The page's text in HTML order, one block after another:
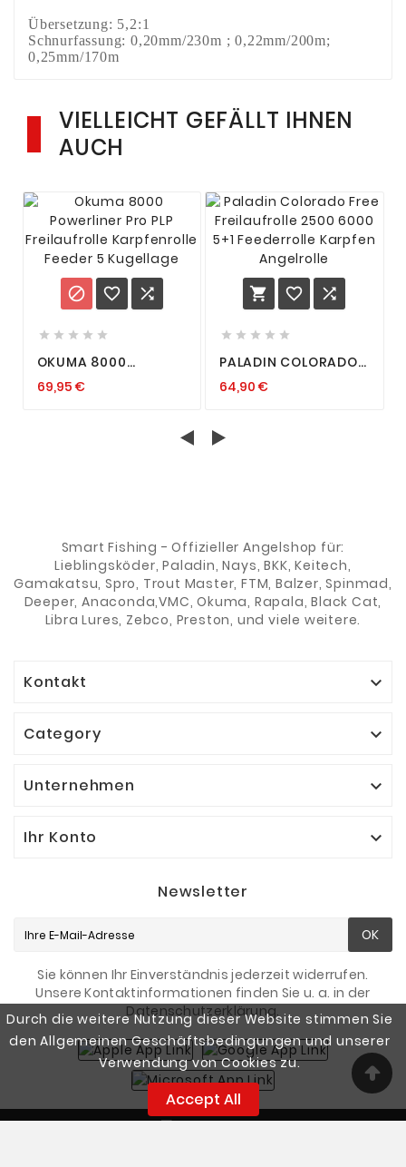
Durch die weitere Nutzung dieser Website stimmen Sie
den Allgemeinen Geschäftsbedingungen und unserer
Verwendung von Cookies zu.
Accept All
Übersetzung: 5,2:1
Schnurfassung: 0,20mm/230m ; 0,22mm/200m;
0,25mm/170m
VIELLEICHT GEFÄLLT IHNEN
AUCH
  
    
OKUMA 8000
FREILAUFROLLE
69,95 €
  
    
PALADIN COLORADO
2500 6000 5+1
64,90 €
Smart Fishing - Offizieller Angelshop für:
Lieblingsköder, Paladin, Nays, BKK, Keitech,
Gamakatsu, Spro, Trout Master, FTM, Balzer, Spinmad,
Deeper, Anaconda,VMC, Okuma, Rapala, Black Cat,
Libra Lures, Zebco, Preston, und viele weitere.
Kontakt 
Category 
Unternehmen 
Ihr Konto 
Newsletter
OK
Sie können Ihr Einverständnis jederzeit widerrufen.
Unsere Kontaktinformationen finden Sie u. a. in der
Datenschutzerklärung.